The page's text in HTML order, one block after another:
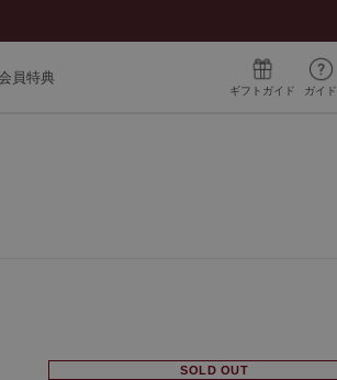
員特典
ギフトガイド ガイド
SOLD OUT